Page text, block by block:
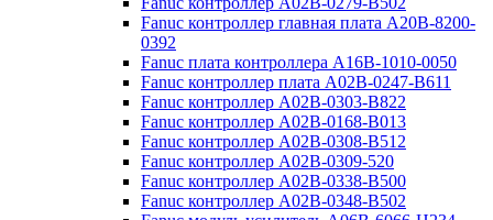
Fanuc контроллер главная плата A20B-8200-
0392
Fanuc плата контроллера A16B-1010-0050
Fanuc контроллер плата A02B-0247-B611
Fanuc контроллер A02B-0303-B822
Fanuc контроллер A02B-0168-B013
Fanuc контроллер A02B-0308-B512
Fanuc контроллер A02B-0309-520
Fanuc контроллер A02B-0338-B500
Fanuc контроллер A02B-0348-B502